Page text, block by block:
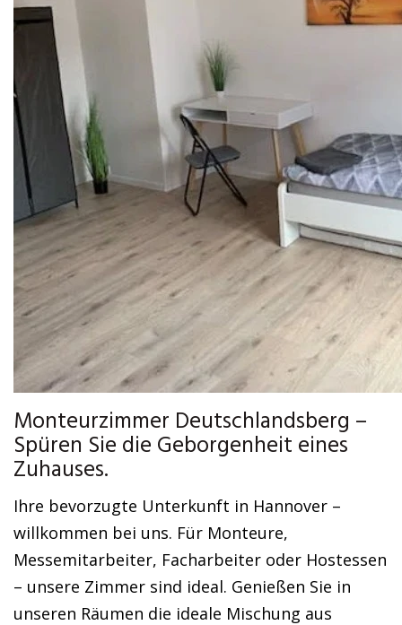
Monteurzimmer Deutschlandsberg –
Spüren Sie die Geborgenheit eines
Zuhauses.
Ihre bevorzugte Unterkunft in Hannover –
willkommen bei uns. Für Monteure,
Messemitarbeiter, Facharbeiter oder Hostessen
– unsere Zimmer sind ideal. Genießen Sie in
unseren Räumen die ideale Mischung aus